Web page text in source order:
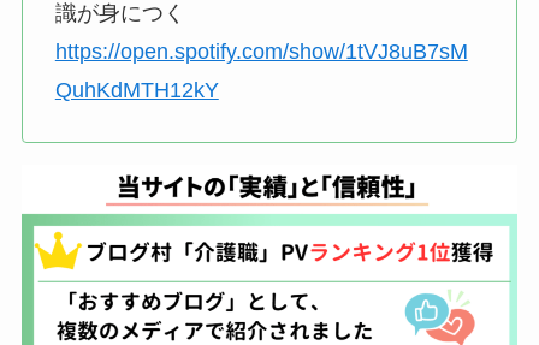
識が身につく
https://open.spotify.com/show/1tVJ8uB7sM
QuhKdMTH12kY